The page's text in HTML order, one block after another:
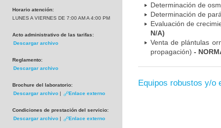
Horario atención:
LUNES A VIERNES DE 7:00 AM A 4:00 PM
Acto administrativo de las tarifas:
Descargar archivo
Reglamento:
Descargar archivo
Brochure del laboratorio:
Descargar archivo | Enlace externo
Condiciones de prestación del servicio:
Descargar archivo | Enlace externo
Determinación de
Determinación de
Evaluación de
N/A)
Venta de plántulas
propagación) -
Equipos robustos y/o